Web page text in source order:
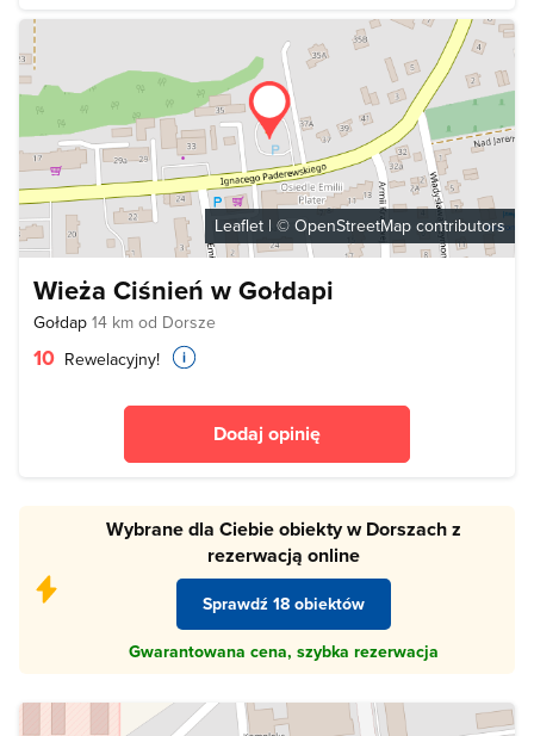
Leaflet | © OpenStreetMap contributors
Wieża Ciśnień w Gołdapi
Gołdap 14 km od Dorsze
10 Rewelacyjny!
Dodaj opinię
Wybrane dla Ciebie obiekty w Dorszach z
rezerwacją online
Sprawdź 18 obiektów
Gwarantowana cena, szybka rezerwacja